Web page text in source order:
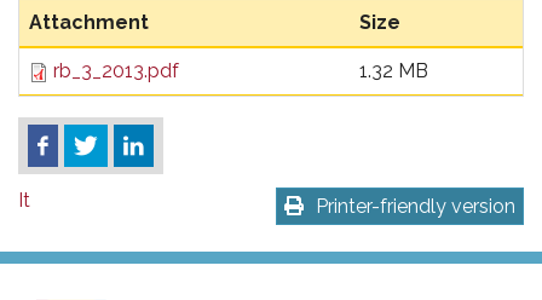
Attachment Size
rb_3_2013.pdf 1.32 MB
Printer-friendly version
It